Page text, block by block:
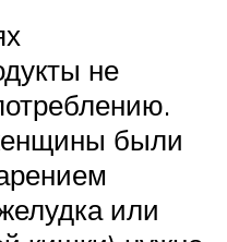
не
были
или